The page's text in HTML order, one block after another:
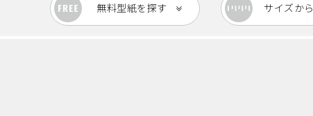
無料型紙を探す サイズから